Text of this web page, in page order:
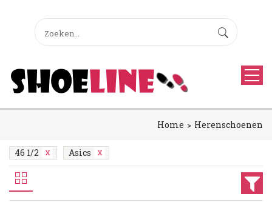
Home Herenschoenen
46 1/2 Asics